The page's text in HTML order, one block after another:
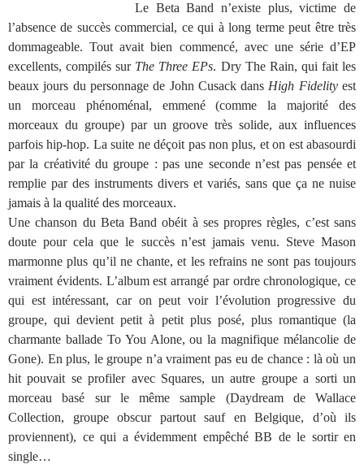
Le Beta Band n’existe plus, victime de
l’absence de succès commercial, ce qui à long terme peut être très
dommageable. Tout avait bien commencé, avec une série d’EP
excellents, compilés sur The Three EPs. Dry The Rain, qui fait les
beaux jours du personnage de John Cusack dans High Fidelityest
un morceau phénoménal, emmené (comme la majorité des
morceaux du groupe) par un groove très solide, aux influences
parfois hip-hop. La suite ne déçoit pas non plus, et on est abasourdi
par la créativité du groupe : pas une seconde n’est pas pensée et
remplie par des instruments divers et variés, sans que ça ne nuise
jamais à la qualité des morceaux.
Une chanson du Beta Band obéit à ses propres règles, c’est sans
doute pour cela que le succès n’est jamais venu. Steve Mason
marmonne plus qu’il ne chante, et les refrains ne sont pas toujours
vraiment évidents. L’album est arrangé par ordre chronologique, ce
qui est intéressant, car on peut voir l’évolution progressive du
groupe, qui devient petit à petit plus posé, plus romantique (la
charmante ballade To You Alone, ou la magnifique mélancolie de
Gone). En plus, le groupe n’a vraiment pas eu de chance : là où un
hit pouvait se profiler avec Squares, un autre groupe a sorti un
morceau basé sur le même sample (Daydream de Wallace
Collection, groupe obscur partout sauf en Belgique, d’où ils
proviennent), ce qui a évidemment empêché BB de le sortir en
single…